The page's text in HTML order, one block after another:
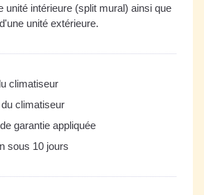
unité intérieure (split mural) ainsi que
d'une unité extérieure.
climatiseur
climatiseur
garantie appliquée
sous 10 jours